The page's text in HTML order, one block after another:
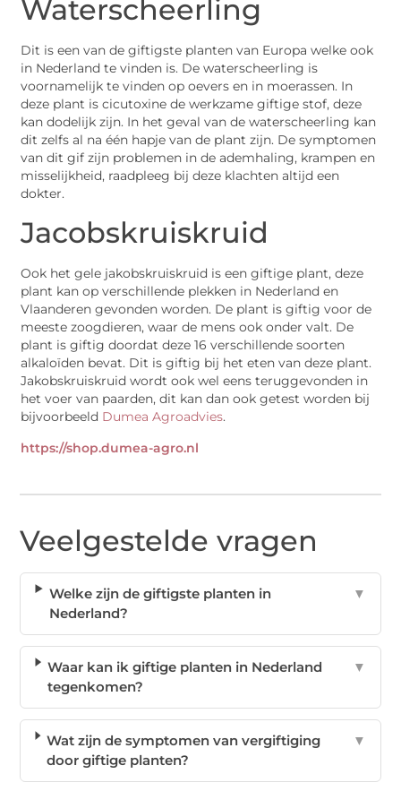
Waterscheerling
Dit is een van de giftigste planten van Europa welke ook
in Nederland te vinden is. De waterscheerling is
voornamelijk te vinden op oevers en in moerassen. In
deze plant is cicutoxine de werkzame giftige stof, deze
kan dodelijk zijn. In het geval van de waterscheerling kan
dit zelfs al na één hapje van de plant zijn. De symptomen
van dit gif zijn problemen in de ademhaling, krampen en
misselijkheid, raadpleeg bij deze klachten altijd een
dokter.
Jacobskruiskruid
Ook het gele jakobskruiskruid is een giftige plant, deze
plant kan op verschillende plekken in Nederland en
Vlaanderen gevonden worden. De plant is giftig voor de
meeste zoogdieren, waar de mens ook onder valt. De
plant is giftig doordat deze 16 verschillende soorten
alkaloïden bevat. Dit is giftig bij het eten van deze plant.
Jakobskruiskruid wordt ook wel eens teruggevonden in
het voer van paarden, dit kan dan ook getest worden bij
bijvoorbeeld Dumea Agroadvies.
https://shop.dumea-agro.nl
Veelgestelde vragen
Welke zijn de giftigste planten in
Nederland?
▼
Waar kan ik giftige planten in Nederland
tegenkomen?
▼
Wat zijn de symptomen van vergiftiging
door giftige planten?
▼